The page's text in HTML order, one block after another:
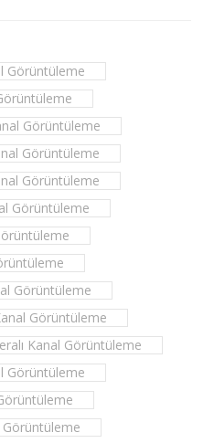
Görüntüleme
Görüntüleme
Görüntüleme
Görüntüleme
Görüntüleme
Görüntüleme
Görüntüleme
Kanal Görüntüleme
Görüntüleme
Görüntüleme